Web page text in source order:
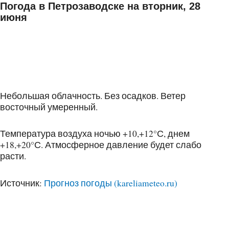
Погода в Петрозаводске на вторник, 28
июня
Небольшая облачность. Без осадков. Ветер
восточный умеренный.
Температура воздуха ночью +10,+12°С, днем
+18,+20°С. Атмосферное давление будет слабо
расти.
Источник: Прогноз погоды (kareliameteo.ru)